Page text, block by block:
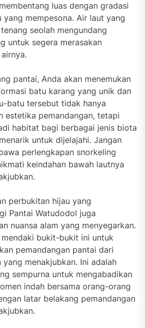
luas dengan gradasi
yang mempesona. Air laut yang
seolah mengundang
untuk segera merasakan
pantai, Anda akan menemukan
batu karang yang unik dan
batu tersebut tidak hanya
estetika pemandangan, tetapi
habitat bagi berbagai jenis biota
untuk dijelajahi. Jangan
perlengkapan snorkeling
keindahan bawah lautnya
perbukitan hijau yang
Pantai Watudodol juga
nuansa alam yang menyegarkan.
bukit-bukit ini untuk
pemandangan pantai dari
yang menakjubkan. Ini adalah
sempurna untuk mengabadikan
indah bersama orang-orang
latar belakang pemandangan